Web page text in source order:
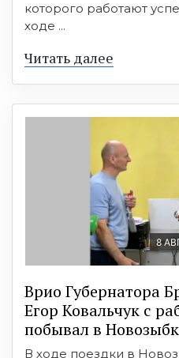
которого работают
ходе ...
Читать далее
8
Врио Губернатора
Егор Ковальчук с
побывал в
В ходе поездки в